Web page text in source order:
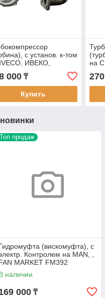
с установ. к-том
ИВЕКО,
POWER 805274
000₸
Купить
на
Топ продаж
(вискомуфта), с
Контролем на MAN, ,
MARKET FM392
наличии
000 ₸